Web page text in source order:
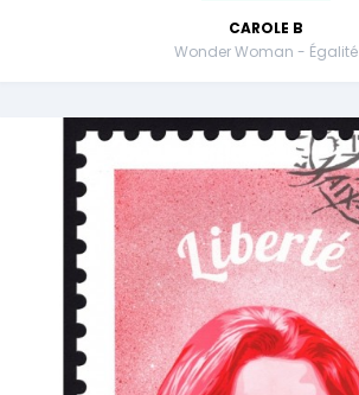
CAROLE B
Wonder Woman - Égalité